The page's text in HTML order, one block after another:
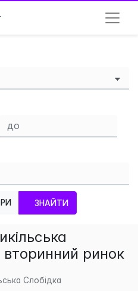
ЗНАЙТИ
вторинний ринок
Слобідка
×